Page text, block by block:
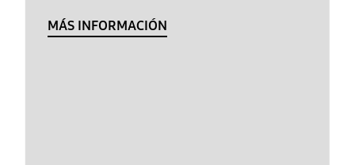
MÁS INFORMACIÓN